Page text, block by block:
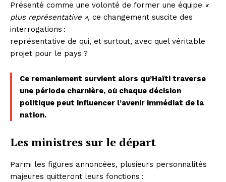
Présenté comme une volonté de former une équipe «
plus représentative », ce changement suscite des
interrogations :
représentative de qui, et surtout, avec quel véritable
projet pour le pays ?
Ce remaniement survient alors qu’Haïti traverse
une période charnière, où chaque décision
politique peut influencer l’avenir immédiat de la
nation.
Les ministres sur le départ
Parmi les figures annoncées, plusieurs personnalités
majeures quitteront leurs fonctions :